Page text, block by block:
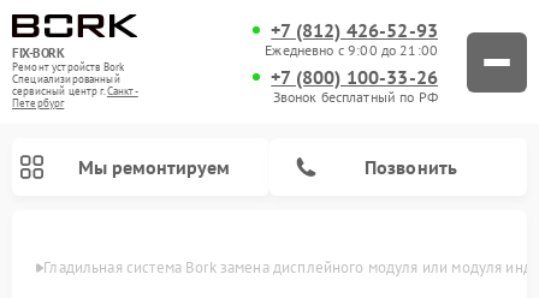
FIX-BORK
Ремонт устройств Bork
Специализированный
cервисный центр г.Санкт-
Петербург
+7 (812) 426-52-93
Ежедневно с 9:00 до 21:00
+7 (800) 100-33-26
Звонок бесплатный по РФ
Мы ремонтируем Позвонить
Гладильная система Bork замена дисплейного модуля или модуля